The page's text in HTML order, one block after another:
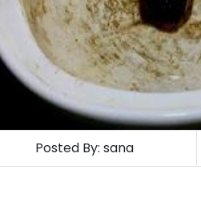
Posted By: sana